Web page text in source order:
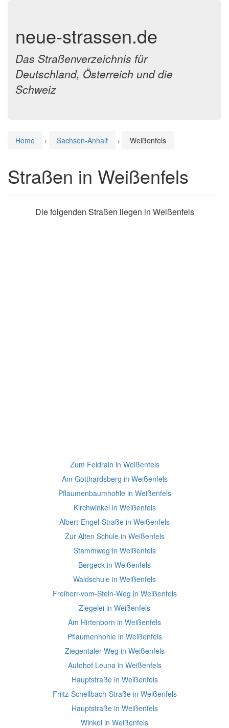
neue-strassen.de
Das Straßenverzeichnis für
Deutschland, Österreich und die
Schweiz
Home › Sachsen-Anhalt › Weißenfels
Straßen in Weißenfels
Die folgenden Straßen liegen in Weißenfels
Zum Feldrain in Weißenfels
Am Gotthardsberg in Weißenfels
Pflaumenbaumhohle in Weißenfels
Kirchwinkel in Weißenfels
Albert-Engel-Straße in Weißenfels
Zur Alten Schule in Weißenfels
Stammweg in Weißenfels
Bergeck in Weißenfels
Waldschule in Weißenfels
Freiherr-vom-Stein-Weg in Weißenfels
Ziegelei in Weißenfels
Am Hirtenborn in Weißenfels
Pflaumenhohle in Weißenfels
Ziegentaler Weg in Weißenfels
Autohof Leuna in Weißenfels
Hauptstraße in Weißenfels
Friitz-Schellbach-Straße in Weißenfels
Hauptstraße in Weißenfels
Winkel in Weißenfels